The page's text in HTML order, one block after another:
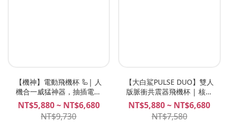
【機神】電動飛機杯 🦾| 人
機合一威猛神器，抽插電動
飛機杯天花板！進擊の情欲
NT$5,880 ~ NT$6,680
NT$9,730
【大白鯊PULSE DUO】雙人
版脈衝共震器飛機杯 | 核爆
級榨汁電動飛機杯 Hot
Octopuss
NT$5,880 ~ NT$6,680
NT$7,580